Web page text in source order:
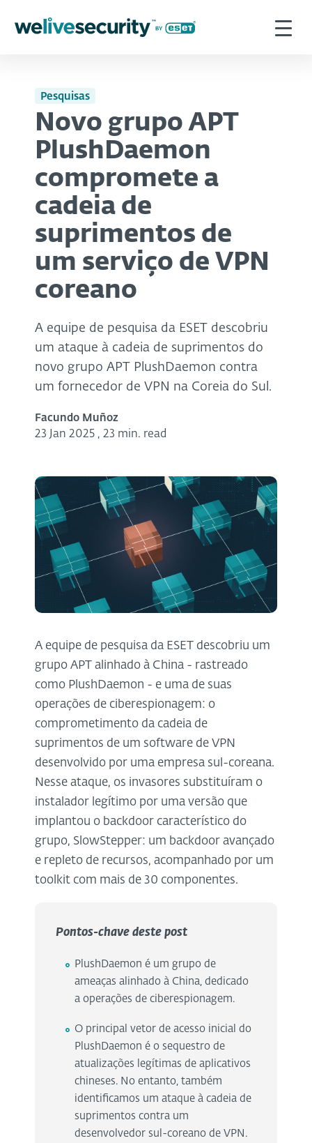
Pesquisas
Novo grupo APT
PlushDaemon
compromete a
cadeia de
suprimentos de
um serviço de VPN
coreano
A equipe de pesquisa da ESET descobriu
um ataque à cadeia de suprimentos do
novo grupo APT PlushDaemon contra
um fornecedor de VPN na Coreia do Sul.
Facundo Muñoz
23 Jan 2025 , 23 min. read
A equipe de pesquisa da ESET descobriu um
grupo APT alinhado à China - rastreado
como PlushDaemon - e uma de suas
operações de ciberespionagem: o
comprometimento da cadeia de
suprimentos de um software de VPN
desenvolvido por uma empresa sul-coreana.
Nesse ataque, os invasores substituíram o
instalador legítimo por uma versão que
implantou o backdoor característico do
grupo, SlowStepper: um backdoor avançado
e repleto de recursos, acompanhado por um
toolkit com mais de 30 componentes.
Pontos-chave deste post
PlushDaemon é um grupo de
ameaças alinhado à China, dedicado
a operações de ciberespionagem.
O principal vetor de acesso inicial do
PlushDaemon é o sequestro de
atualizações legítimas de aplicativos
chineses. No entanto, também
identificamos um ataque à cadeia de
suprimentos contra um
desenvolvedor sul-coreano de VPN.